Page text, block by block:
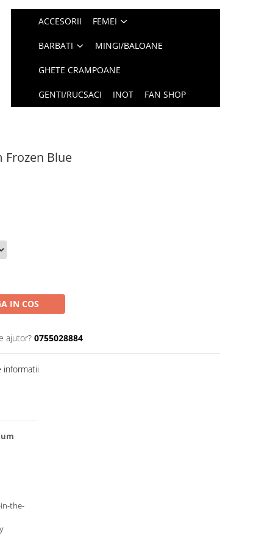
ACCESORII FEMEI
BARBATI MINGI/BALOANE
GHETE CRAMPOANE
GENTI/RUCSACI INOT FAN SHOP
Frozen Blue
IN COS
ajutor? 0755028884
informatii
the-